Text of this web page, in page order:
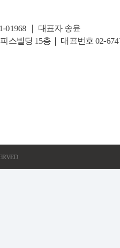
01968 ｜ 대표자 송윤
스빌딩 15층｜ 대표번호 02-